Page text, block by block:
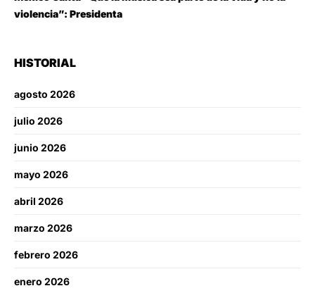
violencia”: Presidenta
HISTORIAL
agosto 2026
julio 2026
junio 2026
mayo 2026
abril 2026
marzo 2026
febrero 2026
enero 2026